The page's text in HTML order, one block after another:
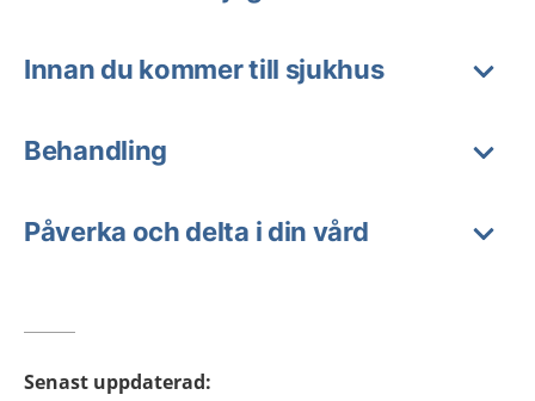
Innan du kommer till sjukhus
Behandling
Påverka och delta i din vård
Senast uppdaterad: